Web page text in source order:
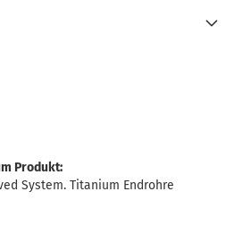
Produkt:
System. Titanium Endrohre